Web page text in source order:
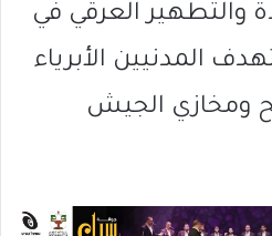
والتطهير العرقي في
المدنيين الأبرياء
ومخازي الجيش